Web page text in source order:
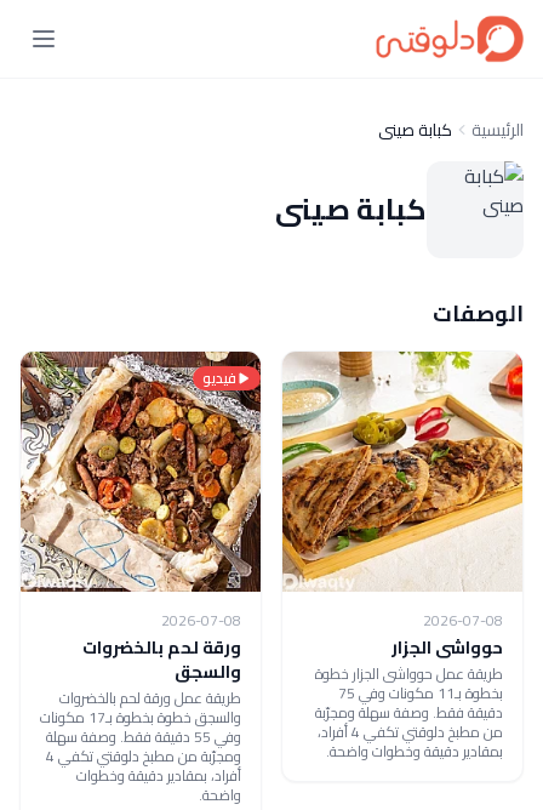
الرئيسية كبابة صينى
كبابة صينى
الوصفات
2026-07-08
حوواشى الجزار
طريقة عمل حوواشى الجزار خطوة
بخطوة بـ11 مكونات وفي 75
دقيقة فقط. وصفة سهلة ومجرّبة
من مطبخ دلوقتي تكفي 4 أفراد،
بمقادير دقيقة وخطوات واضحة.
فيديو
2026-07-08
ورقة لحم بالخضروات
والسجق
طريقة عمل ورقة لحم بالخضروات
والسجق خطوة بخطوة بـ17 مكونات
وفي 55 دقيقة فقط. وصفة سهلة
ومجرّبة من مطبخ دلوقتي تكفي 4
أفراد، بمقادير دقيقة وخطوات
واضحة.